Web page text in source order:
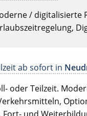
/ digitalisierte
ab sofort in
oder Teilzeit.